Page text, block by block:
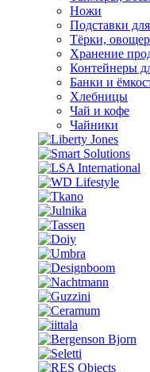
Ножи
Подставки
Тёрки,
Хранение
Контейнеры
Банки и
Хлебницы
Чай и кофе
Чайники